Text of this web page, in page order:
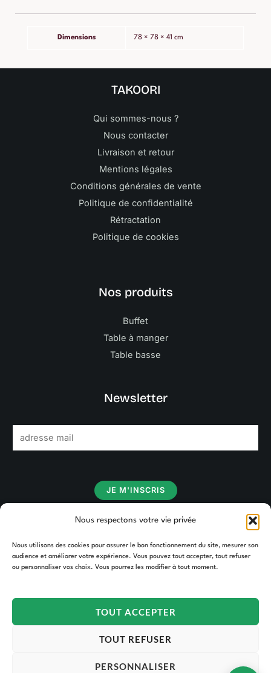
Nous respectons votre vie privée
Nous utilisons des cookies pour assurer le bon fonctionnement du site, mesurer son
audience et améliorer votre expérience. Vous pouvez tout accepter, tout refuser
ou personnaliser vos choix. Vous pourrez les modifier à tout moment.
TOUT ACCEPTER
TOUT REFUSER
PERSONNALISER
Dimensions 78 × 78 × 41 cm
TAKOORI
Qui sommes-nous ?
Nous contacter
Livraison et retour
Mentions légales
Conditions générales de vente
Politique de confidentialité
Rétractation
Politique de cookies
Nos produits
Buffet
Table à manger
Table basse
Newsletter
m
JE M'INSCRIS